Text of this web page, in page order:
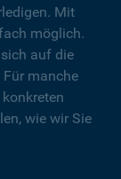
Mit
möglich.
auf die
manche
wie wir Sie